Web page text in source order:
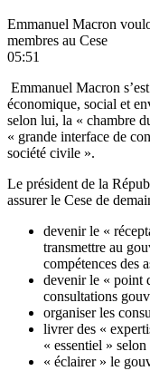
Emmanuel Macron
membres au Cese
05:51
Emmanuel Macron
économique, social et
selon lui, la « chambre
« grande interface de
société civile ».
Le président de la
assurer le Cese de
devenir le «
transmettre au
compétences des
devenir le « point
consultations
organiser les
livrer des «
« essentiel »
« éclairer » le